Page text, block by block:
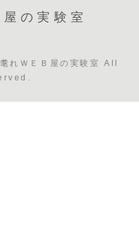
の実験室
ＷＥＢ屋の実験室 All